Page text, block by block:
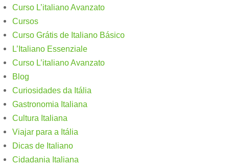
Curso L’italiano Avanzato
Cursos
Curso Grátis de Italiano Básico​
L’Italiano Essenziale
Curso L’italiano Avanzato
Blog
Curiosidades da Itália
Gastronomia Italiana
Cultura Italiana
Viajar para a Itália
Dicas de Italiano
Cidadania Italiana